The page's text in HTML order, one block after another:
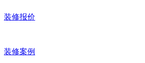
装修报价
装修案例